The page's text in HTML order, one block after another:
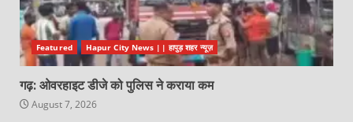
Featured Hapur City News || हापुड़ शहर न्यूज़
गढ़: ओवरहाइट डीजे को पुलिस ने कराया कम
August 7, 2026